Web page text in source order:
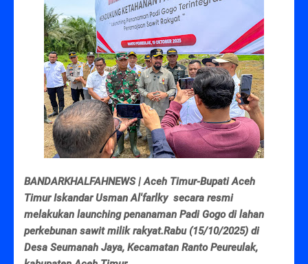
BANDARKHALFAHNEWS | Aceh Timur-Bupati Aceh
Timur Iskandar Usman Al'farlky secara resmi
melakukan launching penanaman Padi Gogo di lahan
perkebunan sawit milik rakyat.Rabu (15/10/2025) di
Desa Seumanah Jaya, Kecamatan Ranto Peureulak,